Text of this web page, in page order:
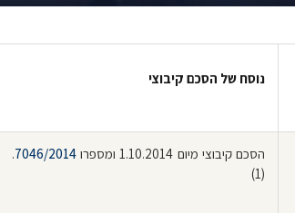
נוסח של הסכם קיבוצי
הסכם קיבוצי מיום 1.10.2014 ומספרו 7046/2014
.
(1)